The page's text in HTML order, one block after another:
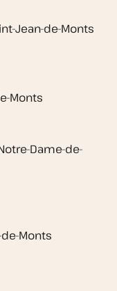
Jean-de-Monts
Monts
Dame-de-
Monts